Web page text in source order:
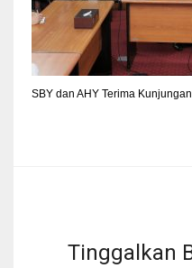
SBY dan AHY Terima
Tinggalkan